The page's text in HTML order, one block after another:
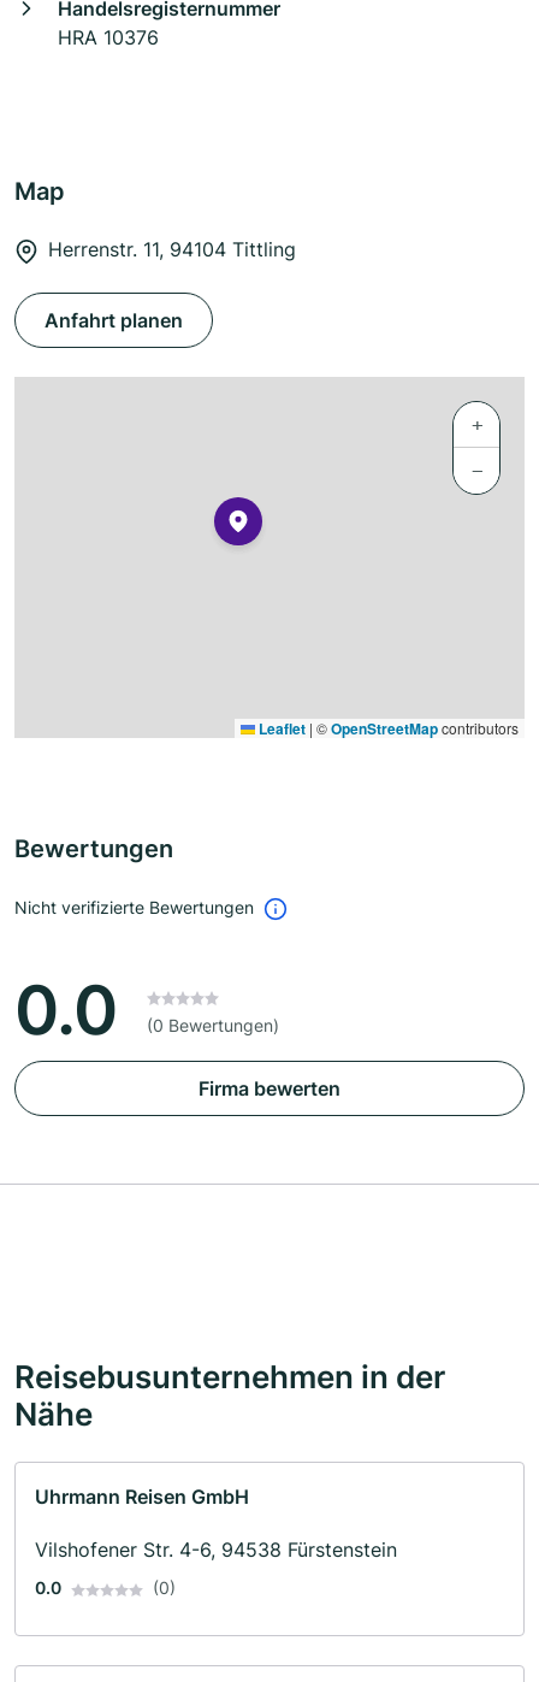
Handelsregisternummer
HRA 10376
Map
Herrenstr. 11, 94104 Tittling
Anfahrt planen
+
−
Leaflet | ©OpenStreetMapcontributors
Bewertungen
Nicht verifizierte Bewertungen
0.0 (0 Bewertungen)
Firma bewerten
Reisebusunternehmen in der
Nähe
Uhrmann Reisen GmbH
Vilshofener Str. 4-6, 94538 Fürstenstein
0.0 (0)